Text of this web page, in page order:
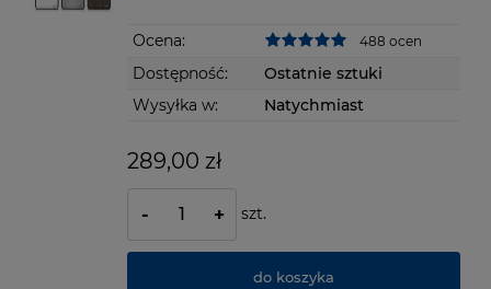
Ocena: 488 ocen
Dostępność:
Ostatnie sztuki
Wysyłka w:
Natychmiast
289,00 zł
- + szt.
do koszyka